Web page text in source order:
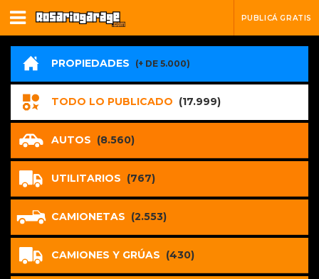
PUBLICÁ GRATIS
PROPIEDADES (+ DE 5.000)
TODO LO PUBLICADO (17.999)
AUTOS (8.560)
UTILITARIOS (767)
CAMIONETAS (2.553)
CAMIONES Y GRÚAS (430)